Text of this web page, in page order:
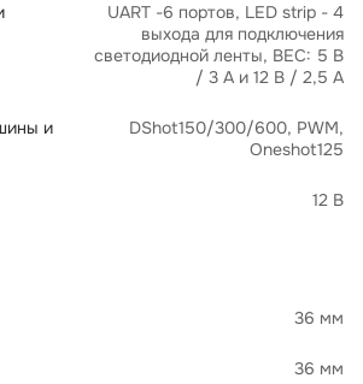
UART -6 портов, LED strip - 4
выхода для подключения
светодиодной ленты, BEC: 5 В
/ 3 А и 12 В / 2,5 А
и
DShot150/300/600, PWM,
Oneshot125
12 В
36 мм
36 мм